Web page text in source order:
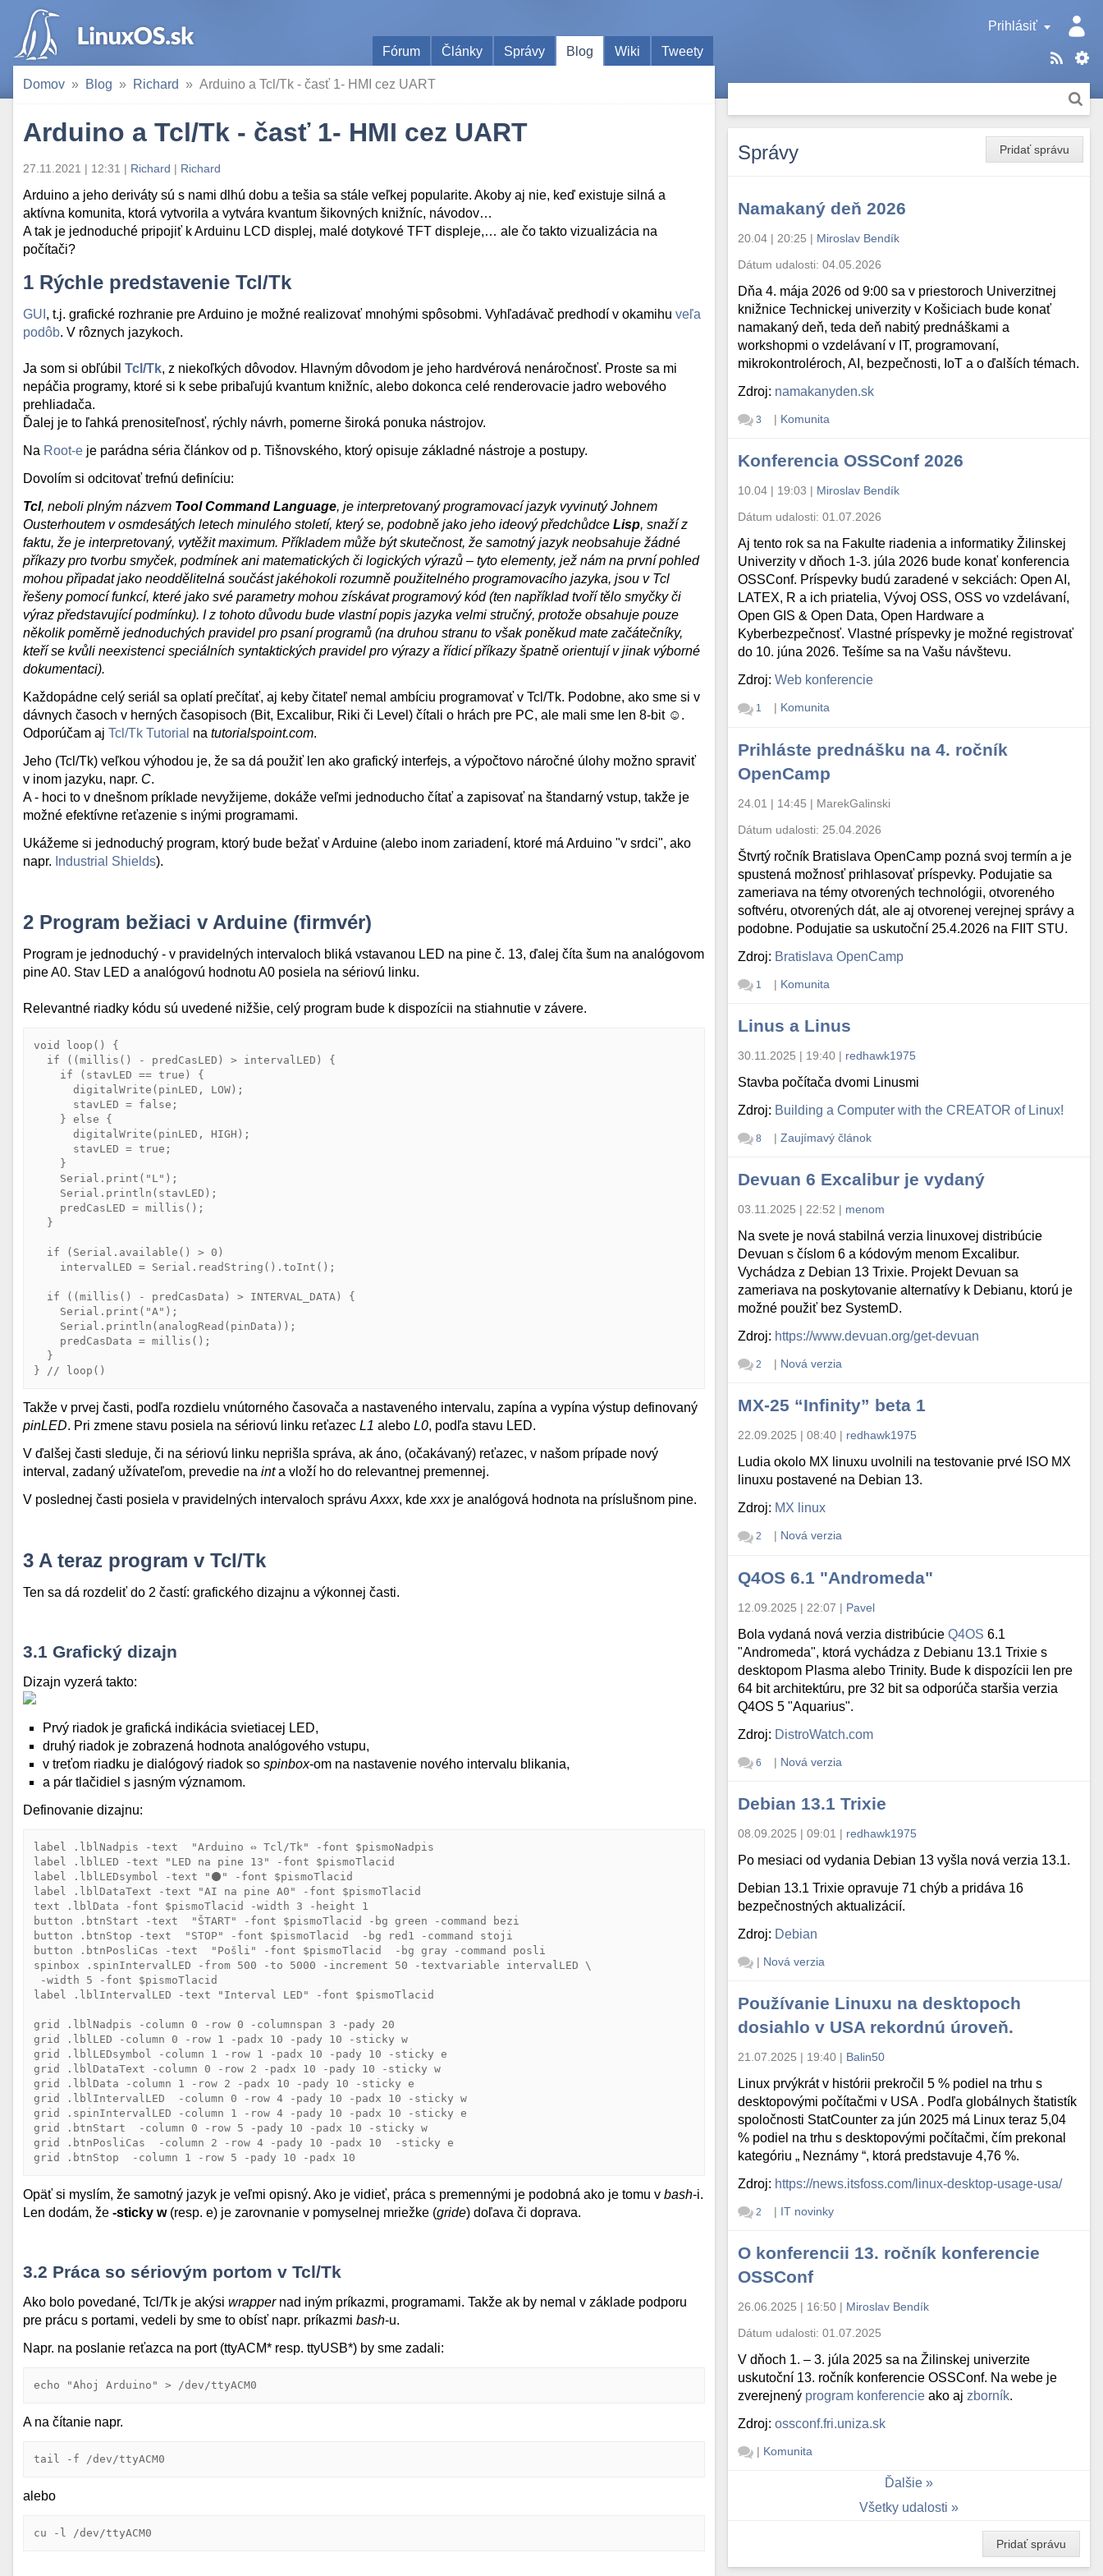
Prihlásiť
Fórum
Články Správy Blog Wiki Tweety
Domov Blog Richard Arduino a Tcl/Tk - časť 1- HMI cez UART
Arduino a Tcl/Tk - časť 1- HMI cez UART
27.11.2021 | 12:31 | Richard | Richard
Arduino a jeho deriváty sú s nami dlhú dobu a tešia sa stále veľkej popularite. Akoby aj nie, keď existuje silná a
aktívna komunita, ktorá vytvorila a vytvára kvantum šikovných knižníc, návodov…
A tak je jednoduché pripojiť k Arduinu LCD displej, malé dotykové TFT displeje,… ale čo takto vizualizácia na
počítači?
1 Rýchle predstavenie Tcl/Tk
GUI , t.j. grafické rozhranie pre Arduino je možné realizovať mnohými spôsobmi. Vyhľadávač predhodí v okamihu veľa
podôb. V rôznych jazykoch.
Ja som si obľúbil Tcl/Tk, z niekoľkých dôvodov. Hlavným dôvodom je jeho hardvérová nenáročnosť. Proste sa mi
nepáčia programy, ktoré si k sebe pribaľujú kvantum knižníc, alebo dokonca celé renderovacie jadro webového
prehliadača.
Ďalej je to ľahká prenositeľnosť, rýchly návrh, pomerne široká ponuka nástrojov.
Na Root-e je parádna séria článkov od p. Tišnovského, ktorý opisuje základné nástroje a postupy.
Dovolím si odcitovať trefnú definíciu:
Tcl, neboli plným názvem Tool Command Language, je interpretovaný programovací jazyk vyvinutý Johnem
Ousterhoutem v osmdesátých letech minulého století, který se, podobně jako jeho ideový předchůdce Lisp, snaží z
faktu, že je interpretovaný, vytěžit maximum. Příkladem může být skutečnost, že samotný jazyk neobsahuje žádné
příkazy pro tvorbu smyček, podmínek ani matematických či logických výrazů – tyto elementy, jež nám na první pohled
mohou připadat jako neoddělitelná součást jakéhokoli rozumně použitelného programovacího jazyka, jsou v Tcl
řešeny pomocí funkcí, které jako své parametry mohou získávat programový kód (ten například tvoří tělo smyčky či
výraz představující podmínku). I z tohoto důvodu bude vlastní popis jazyka velmi stručný, protože obsahuje pouze
několik poměrně jednoduchých pravidel pro psaní programů (na druhou stranu to však poněkud mate začátečníky,
kteří se kvůli neexistenci speciálních syntaktických pravidel pro výrazy a řídicí příkazy špatně orientují v jinak výborné
dokumentaci).
Každopádne celý seriál sa oplatí prečítať, aj keby čitateľ nemal ambíciu programovať v Tcl/Tk. Podobne, ako sme si v
dávnych časoch v herných časopisoch (Bit, Excalibur, Riki či Level) čítali o hrách pre PC, ale mali sme len 8-bit ☺.
Odporúčam aj Tcl/Tk Tutorial na tutorialspoint.com.
Jeho (Tcl/Tk) veľkou výhodou je, že sa dá použiť len ako grafický interfejs, a výpočtovo náročné úlohy možno spraviť
v inom jazyku, napr. C.
A - hoci to v dnešnom príklade nevyžijeme, dokáže veľmi jednoducho čítať a zapisovať na štandarný vstup, takže je
možné efektívne reťazenie s inými programami.
Ukážeme si jednoduchý program, ktorý bude bežať v Arduine (alebo inom zariadení, ktoré má Arduino "v srdci", ako
napr. Industrial Shields).
2 Program bežiaci v Arduine (firmvér)
Program je jednoduchý - v pravidelných intervaloch bliká vstavanou LED na pine č. 13, ďalej číta šum na analógovom
pine A0. Stav LED a analógovú hodnotu A0 posiela na sériovú linku.
Relevantné riadky kódu sú uvedené nižšie, celý program bude k dispozícii na stiahnutie v závere.
void loop () {
if ((millis() - predCasLED) > intervalLED) {
if (stavLED == true ) {
      digitalWrite(pinLED, LOW);
      stavLED =
false ;
    }
else {
      digitalWrite(pinLED, HIGH);
      stavLED =
true ;
    }
    Serial.print(
"L" );
    Serial.println(stavLED);
    predCasLED = millis();
  }
if (Serial.available() > 0)
    intervalLED = Serial.readString().toInt();
if ((millis() - predCasData) > INTERVAL_DATA) {
    Serial.print(
"A" );
    Serial.println(analogRead(pinData));
    predCasData = millis();
  }
} // loop()
Takže v prvej časti, podľa rozdielu vnútorného časovača a nastaveného intervalu, zapína a vypína výstup definovaný
pinLED. Pri zmene stavu posiela na sériovú linku reťazec L1 alebo L0, podľa stavu LED.
V ďalšej časti sleduje, či na sériovú linku neprišla správa, ak áno, (očakávaný) reťazec, v našom prípade nový
interval, zadaný užívateľom, prevedie na inta vloží ho do relevantnej premennej.
V poslednej časti posiela v pravidelných intervaloch správu Axxx, kde xxxje analógová hodnota na príslušnom pine.
3 A teraz program v Tcl/Tk
Ten sa dá rozdeliť do 2 častí: grafického dizajnu a výkonnej časti.
3.1 Grafický dizajn
Dizajn vyzerá takto:
Prvý riadok je grafická indikácia svietiacej LED,
druhý riadok je zobrazená hodnota analógového vstupu,
v treťom riadku je dialógový riadok so spinbox-om na nastavenie nového intervalu blikania,
a pár tlačidiel s jasným významom.
Definovanie dizajnu:
label .lblNadpis -text  "Arduino ⇔ Tcl/Tk" -font $pismoNadpis
label .lblLED -text "LED na pine 13" -font $pismoTlacid
label .lblLEDsymbol -text "⚫" -font $pismoTlacid
label .lblDataText -text "AI na pine A0" -font $pismoTlacid
text .lblData -font $pismoTlacid -width 3 -height 1
button .btnStart -text  "ŠTART" -font $pismoTlacid -bg green -command bezi
button .btnStop -text  "STOP" -font $pismoTlacid  -bg red1 -command stoji
button .btnPosliCas -text  "Pošli" -font $pismoTlacid  -bg gray -command posli
spinbox .spinIntervalLED -from 500 -to 5000 -increment 50 -textvariable intervalLED \
-width 5 -font $pismoTlacid
label .lblIntervalLED -text "Interval LED" -font $pismoTlacid
grid .lblNadpis -column 0 -row 0 -columnspan 3 -pady 20
grid .lblLED -column 0 -row 1 -padx 10 -pady 10 -sticky w
grid .lblLEDsymbol -column 1 -row 1 -padx 10 -pady 10 -sticky e
grid .lblDataText -column 0 -row 2 -padx 10 -pady 10 -sticky w
grid .lblData -column 1 -row 2 -padx 10 -pady 10 -sticky e
grid .lblIntervalLED  -column 0 -row 4 -pady 10 -padx 10 -sticky w
grid .spinIntervalLED -column 1 -row 4 -pady 10 -padx 10 -sticky e
grid .btnStart  -column 0 -row 5 -pady 10 -padx 10 -sticky w
grid .btnPosliCas  -column 2 -row 4 -pady 10 -padx 10  -sticky e
Opäť si myslím, že samotný jazyk je veľmi opisný. Ako je vidieť, práca s premennými je podobná ako je tomu v bash-i.
Len dodám, že -sticky w(resp. e) je zarovnanie v pomyselnej mriežke (gride) doľava či doprava.
3.2 Práca so sériovým portom v Tcl/Tk
Ako bolo povedané, Tcl/Tk je akýsi wrappernad iným príkazmi, programami. Takže ak by nemal v základe podporu
pre prácu s portami, vedeli by sme to obísť napr. príkazmi bash-u.
Napr. na poslanie reťazca na port (ttyACM* resp. ttyUSB*) by sme zadali:
echo "Ahoj Arduino"
A na čítanie napr.
alebo
Pridať správu
Správy
Namakaný deň 2026
20.04 | 20:25 | Miroslav Bendík
Dátum udalosti:04.05.2026
Dňa 4. mája 2026 od 9:00 sa v priestoroch Univerzitnej
knižnice Technickej univerzity v Košiciach bude konať
namakaný deň, teda deň nabitý prednáškami a
workshopmi o vzdelávaní v IT, programovaní,
mikrokontroléroch, AI, bezpečnosti, IoT a o ďalších témach.
Zdroj: namakanyden.sk
3 | Komunita
Konferencia OSSConf 2026
10.04 | 19:03 | Miroslav Bendík
Dátum udalosti:01.07.2026
Aj tento rok sa na Fakulte riadenia a informatiky Žilinskej
Univerzity v dňoch 1-3. júla 2026 bude konať konferencia
OSSConf. Príspevky budú zaradené v sekciách: Open AI,
LATEX, R a ich priatelia, Vývoj OSS, OSS vo vzdelávaní,
Open GIS & Open Data, Open Hardware a
Kyberbezpečnosť. Vlastné príspevky je možné registrovať
do 10. júna 2026. Tešíme sa na Vašu návštevu.
Zdroj:Web konferencie
1 | Komunita
Prihláste prednášku na 4. ročník
OpenCamp
24.01 | 14:45 | MarekGalinski
Dátum udalosti: 25.04.2026
Štvrtý ročník Bratislava OpenCamp pozná svoj termín a je
spustená možnosť prihlasovať príspevky. Podujatie sa
zameriava na témy otvorených technológii, otvoreného
softvéru, otvorených dát, ale aj otvorenej verejnej správy a
podobne. Podujatie sa uskutoční 25.4.2026 na FIIT STU.
Zdroj: Bratislava OpenCamp
1 | Komunita
Linus a Linus
30.11.2025 | 19:40 | redhawk1975
Stavba počítača dvomi Linusmi
Zdroj: Building a Computer with the CREATOR of Linux!
8 | Zaujímavý článok
Devuan 6 Excalibur je vydaný
03.11.2025 | 22:52 | menom
Na svete je nová stabilná verzia linuxovej distribúcie
Devuan s číslom 6 a kódovým menom Excalibur.
Vychádza z Debian 13 Trixie. Projekt Devuan sa
zameriava na poskytovanie alternatívy k Debianu, ktorú je
možné použiť bez SystemD.
Zdroj: https://www.devuan.org/get-devuan
2 | Nová verzia
MX-25 “Infinity” beta 1
22.09.2025 | 08:40 | redhawk1975
Ludia okolo MX linuxu uvolnili na testovanie prvé ISO MX
linuxu postavené na Debian 13.
Zdroj: MX linux
2 | Nová verzia
Q4OS 6.1 "Andromeda"
12.09.2025 | 22:07 | Pavel
Bola vydaná nová verzia distribúcieQ4OS 6.1
"Andromeda", ktorá vychádza z Debianu 13.1 Trixie s
desktopom Plasma alebo Trinity. Bude k dispozícii len pre
64 bit architektúru, pre 32 bit sa odporúča staršia verzia
Q4OS 5 "Aquarius".
Zdroj: DistroWatch.com
6 | Nová verzia
Debian 13.1 Trixie
08.09.2025 | 09:01 | redhawk1975
Po mesiaci od vydania Debian 13 vyšla nová verzia 13.1.
Debian 13.1 Trixie opravuje 71 chýb a pridáva 16
bezpečnostných aktualizácií.
Zdroj: Debian
| Nová verzia
Používanie Linuxu na desktopoch
dosiahlo v USA rekordnú úroveň.
21.07.2025 | 19:40 | Balin50
Linux prvýkrát v histórii prekročil 5 % podiel na trhu s
desktopovými počítačmi v USA . Podľa globálnych štatistík
spoločnosti StatCounter za jún 2025 má Linux teraz 5,04
% podiel na trhu s desktopovými počítačmi, čím prekonal
kategóriu „ Neznámy “, ktorá predstavuje 4,76 %.
Zdroj: https://news.itsfoss.com/linux-desktop-usage-usa/
2 | IT novinky
O konferencii 13. ročník konferencie
OSSConf
26.06.2025 | 16:50 | Miroslav Bendík
Dátum udalosti:01.07.2025
V dňoch 1. – 3. júla 2025 sa na Žilinskej univerzite
uskutoční 13. ročník konferencie OSSConf. Na webe je
zverejnený program konferencie ako aj zborník.
Zdroj:ossconf.fri.uniza.sk
| Komunita
Ďalšie
Všetky udalosti
Pridať správu